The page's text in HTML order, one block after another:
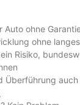
Auto ohne
ohne
Risiko,
Überführung